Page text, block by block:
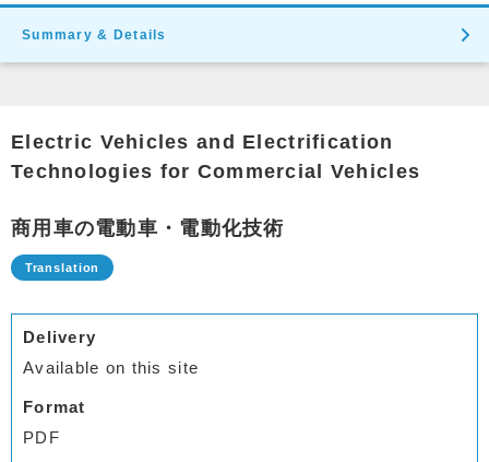
Summary & Details
Electric Vehicles and Electrification
Technologies for Commercial Vehicles
商用車の電動車・電動化技術
Delivery
Available on this site
Format
PDF